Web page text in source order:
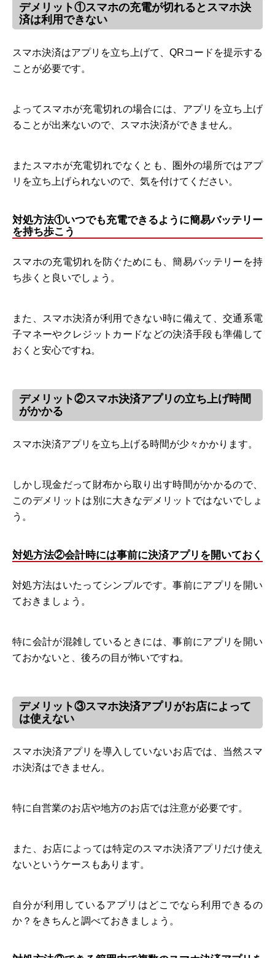
デメリット①スマホの充電が切れるとスマホ決
済は利用できない
スマホ決済はアプリを立ち上げて、QRコードを提示する
ことが必要です。
よってスマホが充電切れの場合には、アプリを立ち上げ
ることが出来ないので、スマホ決済ができません。
またスマホが充電切れでなくとも、圏外の場所ではアプ
リを立ち上げられないので、気を付けてください。
対処方法①いつでも充電できるように簡易バッテリー
を持ち歩こう
スマホの充電切れを防ぐためにも、簡易バッテリーを持
ち歩くと良いでしょう。
また、スマホ決済が利用できない時に備えて、交通系電
子マネーやクレジットカードなどの決済手段も準備して
おくと安心ですね。
デメリット②スマホ決済アプリの立ち上げ時間
がかかる
スマホ決済アプリを立ち上げる時間が少々かかります。
しかし現金だって財布から取り出す時間がかかるので、
このデメリットは別に大きなデメリットではないでしょ
う。
対処方法②会計時には事前に決済アプリを開いておく
対処方法はいたってシンプルです。事前にアプリを開い
ておきましょう。
特に会計が混雑しているときには、事前にアプリを開い
ておかないと、後ろの目が怖いですね。
デメリット③スマホ決済アプリがお店によって
は使えない
スマホ決済アプリを導入していないお店では、当然スマ
ホ決済はできません。
特に自営業のお店や地方のお店では注意が必要です。
また、お店によっては特定のスマホ決済アプリだけ使え
ないというケースもあります。
自分が利用しているアプリはどこでなら利用できるの
か？をきちんと調べておきましょう。